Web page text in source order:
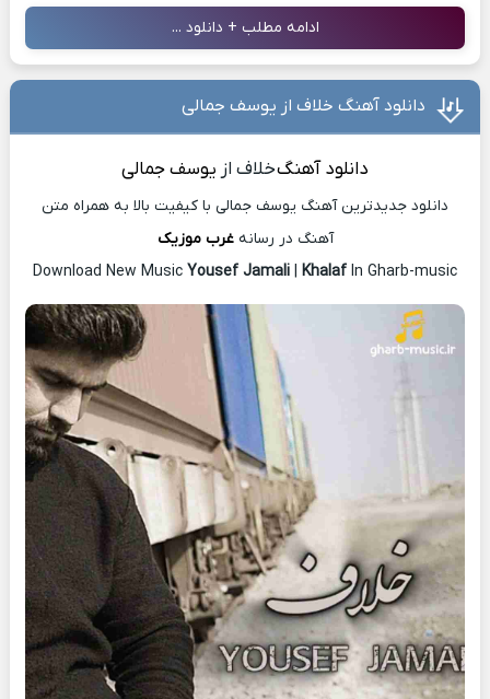
ادامه مطلب + دانلود ...
دانلود آهنگ خلاف از یوسف جمالی
دانلود آهنگخلاف از یوسف جمالی
دانلود جدیدترین آهنگ یوسف جمالی با کیفیت بالا به همراه متن
آهنگ در رسانهغرب موزیک
Download New Music Yousef Jamali | Khalaf In Gharb-music